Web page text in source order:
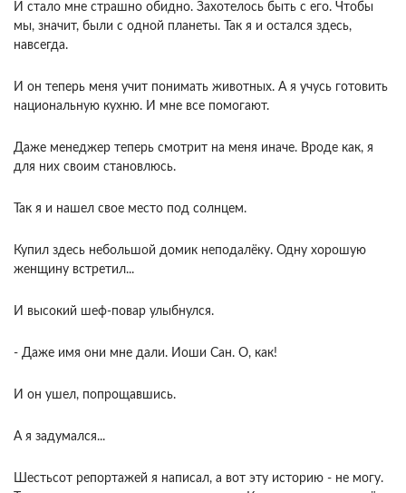
И стало мне страшно обидно. Захотелось быть с его. Чтобы
мы, значит, были с одной планеты. Так я и остался здесь,
навсегда.
И он теперь меня учит понимать животных. А я учусь готовить
национальную кухню. И мне все помогают.
Даже менеджер теперь смотрит на меня иначе. Вроде как, я
для них своим становлюсь.
Так я и нашел свое место под солнцем.
Купил здесь небольшой домик неподалёку. Одну хорошую
женщину встретил...
И высокий шеф-повар улыбнулся.
- Даже имя они мне дали. Иоши Сан. О, как!
И он ушел, попрощавшись.
А я задумался...
Шестьсот репортажей я написал, а вот эту историю - не могу.